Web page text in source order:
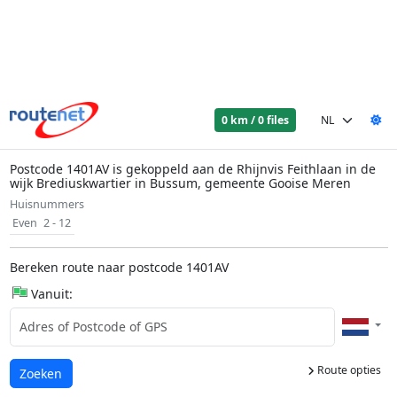
0 km / 0 files
Postcode 1401AV is gekoppeld aan de Rhijnvis Feithlaan in de
wijk Brediuskwartier in Bussum, gemeente Gooise Meren
Huisnummers
Even 2 - 12
Bereken route naar postcode 1401AV
Vanuit:
Route opties
Laden...
Zoeken